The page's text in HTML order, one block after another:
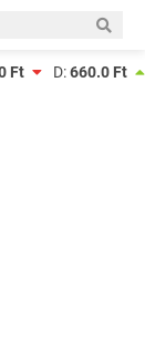
Ft D:660.0 Ft